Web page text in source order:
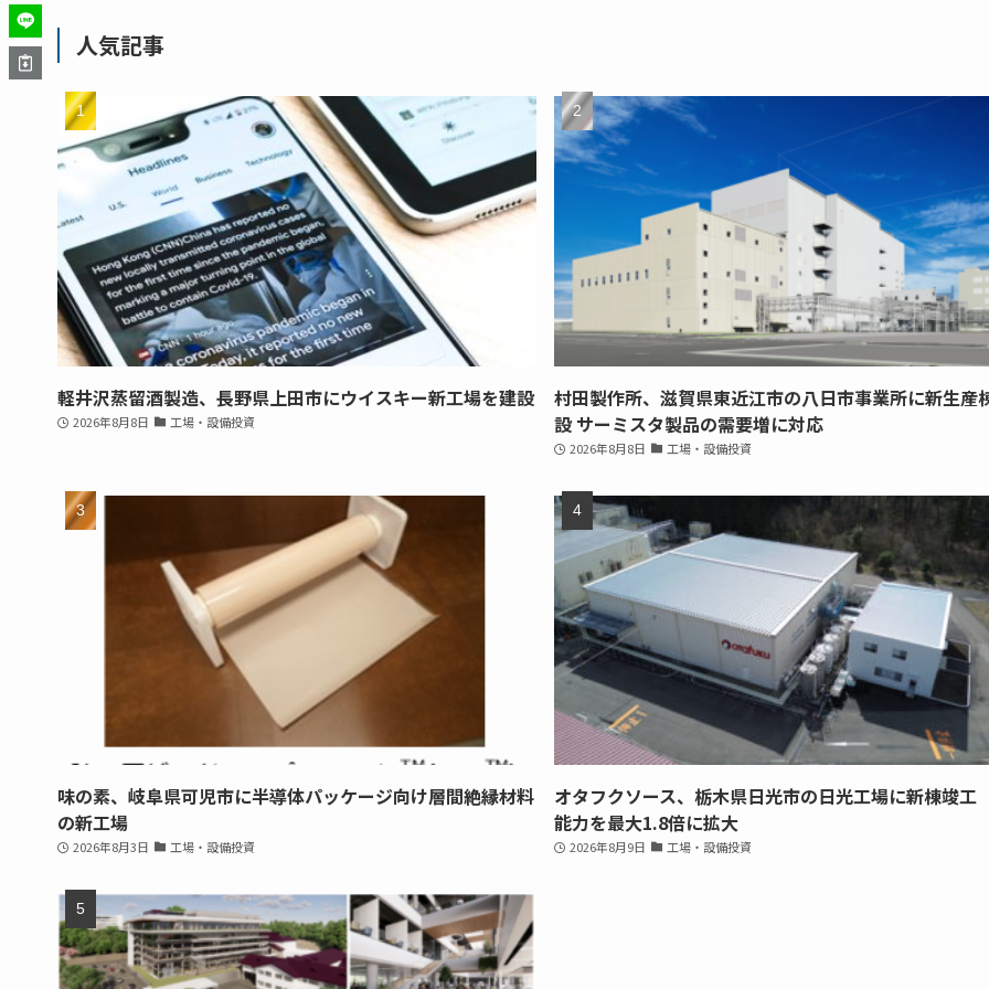
人気記事
軽井沢蒸留酒製造、長野県上田市にウイスキー新工場を建設
2026年8月8日 工場・設備投資
村田製作所、滋賀県東近江市の八日市事業所に新生産
設 サーミスタ製品の需要増に対応
2026年8月8日 工場・設備投資
味の素、岐阜県可児市に半導体パッケージ向け層間絶縁材料
の新工場
2026年8月3日 工場・設備投資
オタフクソース、栃木県日光市の日光工場に新棟竣
能力を最大1.8倍に拡大
2026年8月9日 工場・設備投資